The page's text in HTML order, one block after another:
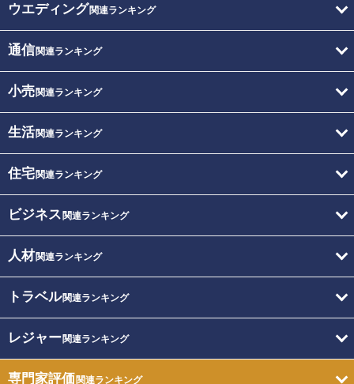
ウエディング関連ランキング
通信関連ランキング
小売関連ランキング
生活関連ランキング
住宅関連ランキング
ビジネス 関連ランキング
人材関連ランキング
トラベル関連ランキング
レジャー関連ランキング
専門家評価関連ランキング